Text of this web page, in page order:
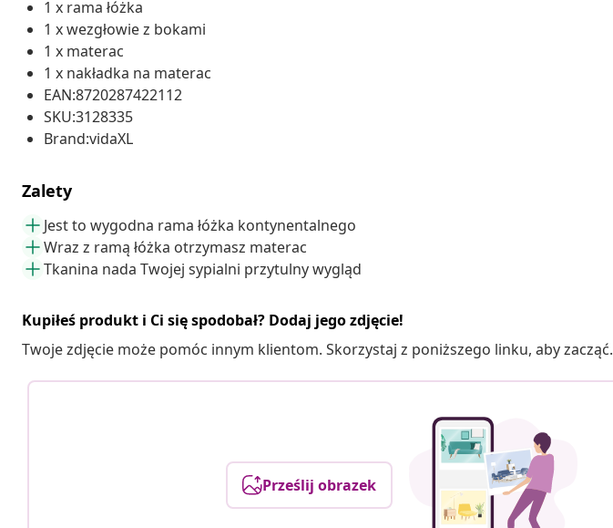
1 x rama łóżka
1 x wezgłowie z bokami
1 x materac
1 x nakładka na materac
EAN:8720287422112
SKU:3128335
Brand:vidaXL
Zalety
Jest to wygodna rama łóżka kontynentalnego
Wraz z ramą łóżka otrzymasz materac
Tkanina nada Twojej sypialni przytulny wygląd
Kupiłeś produkt i Ci się spodobał? Dodaj jego zdjęcie!
Twoje zdjęcie może pomóc innym klientom. Skorzystaj z poniższego linku, aby zacząć.
Prześlij obrazek